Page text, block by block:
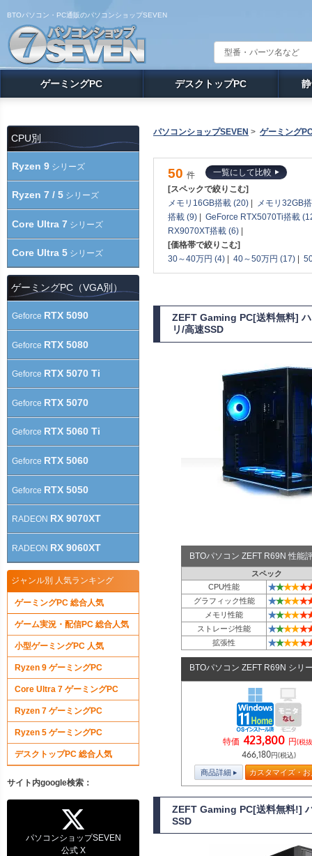
BTOパソコン・PC通販のパソコンショップSEVEN
ゲーミングPC デスクトップPC
パソコンショップSEVEN > ゲーミング
50 件
一覧にして比較
[スペックで絞りこむ]
メモリ16GB搭載 (20) |
メモリ32GB
搭載 (9) | GeForce RTX5070Ti搭載
RX9070XT搭載 (6) |
[価格帯で絞りこむ]
30～40万円 (4) | 40～50万円 (17) |
ZEFT Gaming PC[送料無料]
リ/高速SSD
BTOパソコン ZEFT R69N 性能
スペック
CPU性能
★★★★★
グラフィック性能 ★★★★★
メモリ性能 ★★★★★
ストレージ性能 ★★★★★
拡張性 ★★★★★
BTOパソコン ZEFT R69N シリ
特価 423,800 円(税
466,180円(税込)
商品詳細 カスタマイズ・
ZEFT Gaming PC[送料無料!]
SSD
CPU別
Ryzen 9 シリーズ
Ryzen 7 / 5 シリーズ
Core Ultra 7 シリーズ
Core Ultra 5 シリーズ
ゲーミングPC（VGA別）
Geforce RTX 5090
Geforce RTX 5080
Geforce RTX 5070 Ti
Geforce RTX 5070
Geforce RTX 5060 Ti
Geforce RTX 5060
Geforce RTX 5050
RADEON RX 9070XT
RADEON RX 9060XT
ジャンル別 人気ランキング
ゲーミングPC 総合人気
ゲーム実況・配信PC 総合人気
小型ゲーミングPC 人気
Ryzen 9 ゲーミングPC
Core Ultra 7 ゲーミングPC
Ryzen 7 ゲーミングPC
Ryzen 5 ゲーミングPC
デスクトップPC 総合人気
サイト内google検索：
パソコンショップSEVEN
公式 X